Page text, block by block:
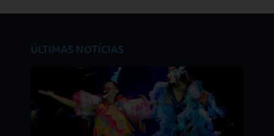
ÚLTIMAS NOTÍCIAS